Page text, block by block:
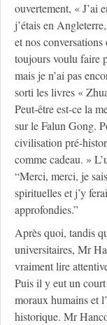
ouvertement, « J’ai
j’étais en
et nos
toujours voulu faire
mais je n’ai pas
sorti les livres «
Peut-être est-ce la
sur le Falun Gong.
civilisation pré-
comme cadeau. »
“Merci, merci, je
spirituelles et j’y
approfondies.”
Après quoi, tandis
universitaires, Mr
vraiment lire
Puis il y eut un court
moraux humains et
historique. Mr